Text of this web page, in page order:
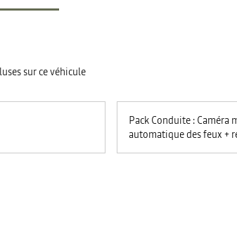
sur ce véhicule
Pack Conduite :
automatique des feux +